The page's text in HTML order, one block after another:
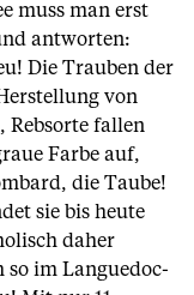
muss man erst
antworten:
Die Trauben der
von
Rebsorte fallen
Farbe auf,
die Taube!
sie bis heute
daher
so im Languedoc-